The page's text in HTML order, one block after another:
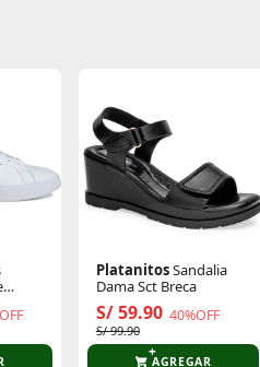
calificaciones
aún no tiene calificaciones.
comentar y acumula Puntos.
PlatanitosSandalia
Dama Sct Breca
S/ 59.90 40%OFF
S/ 99.90
AGREGAR